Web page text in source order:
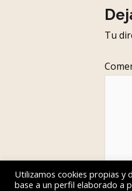
Tu
Utilizamos cookies propias y
base a un perfil elaborado a